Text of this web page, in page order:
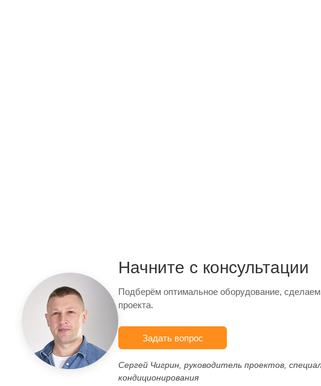
Начните с консультации
Подберём оптимальное оборудование,
проекта.
Задать вопрос
Сергей Чигрин, руководитель проектов,
кондиционирования